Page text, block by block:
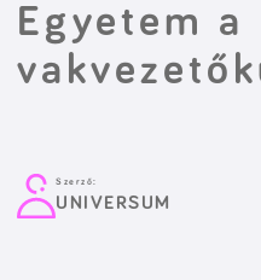
Egyetem a
Szerző:
UNIVERSUM